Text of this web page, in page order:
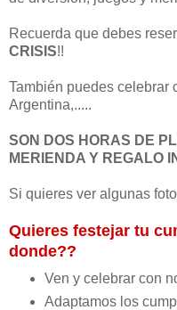
Recuerda que debes
CRISIS!!
También puedes celebrar
Argentina,.....
SON DOS HORAS DE
MERIENDA Y REGALO
Si quieres ver algunas
Quieres festejar tu
donde??
Ven y celebrar con
Adaptamos los